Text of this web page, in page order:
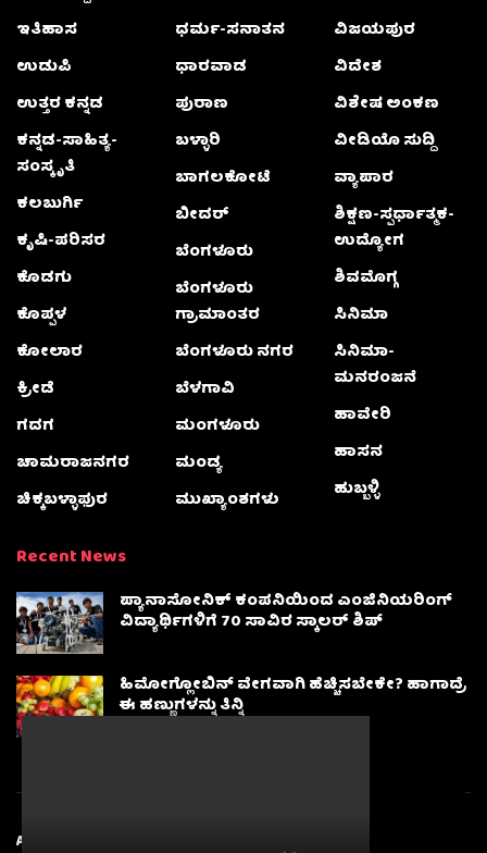
ಇತಿಹಾಸ
ಉಡುಪಿ
ಉತ್ತರ ಕನ್ನಡ
ಕನ್ನಡ-ಸಾಹಿತ್ಯ-
ಸಂಸ್ಕೃತಿ
ಕಲಬುರ್ಗಿ
ಕೃಷಿ-ಪರಿಸರ
ಕೊಡಗು
ಕೊಪ್ಪಳ
ಕೋಲಾರ
ಕ್ರೀಡೆ
ಗದಗ
ಚಾಮರಾಜನಗರ
ಚಿಕ್ಕಬಳ್ಳಾಫುರ
ಧರ್ಮ-ಸನಾತನ
ಧಾರವಾಡ
ಪುರಾಣ
ಬಳ್ಳಾರಿ
ಬಾಗಲಕೋಟೆ
ಬೀದರ್
ಬೆಂಗಳೂರು
ಬೆಂಗಳೂರು
ಗ್ರಾಮಾಂತರ
ಬೆಂಗಳೂರು ನಗರ
ಬೆಳಗಾವಿ
ಮಂಗಳೂರು
ಮಂಡ್ಯ
ಮುಖ್ಯಾಂಶಗಳು
ವಿಜಯಪುರ
ವಿದೇಶ
ವಿಶೇಷ ಅಂಕಣ
ವೀಡಿಯೊ ಸುದ್ದಿ
ವ್ಯಾಪಾರ
ಶಿಕ್ಷಣ-ಸ್ಪರ್ಧಾತ್ಮಕ-
ಉದ್ಯೋಗ
ಶಿವಮೊಗ್ಗ
ಸಿನಿಮಾ
ಸಿನಿಮಾ-
ಮನರಂಜನೆ
ಹಾವೇರಿ
ಹಾಸನ
ಹುಬ್ಬಳ್ಳಿ
Recent News
ಪ್ಯಾನಾಸೋನಿಕ್ ಕಂಪನಿಯಿಂದ ಎಂಜಿನಿಯರಿಂಗ್
ವಿದ್ಯಾರ್ಥಿಗಳಿಗೆ 70 ಸಾವಿರ ಸ್ಕಾಲರ್ ಶಿಪ್
ಹಿಮೋಗ್ಲೋಬಿನ್ ವೇಗವಾಗಿ ಹೆಚ್ಚಿಸಬೇಕೇ? ಹಾಗಾದ್ರೆ
ಈ ಹಣ್ಣುಗಳನ್ನು ತಿನ್ನಿ
About